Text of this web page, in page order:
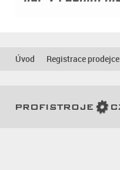
Úvod Registrace prodejce